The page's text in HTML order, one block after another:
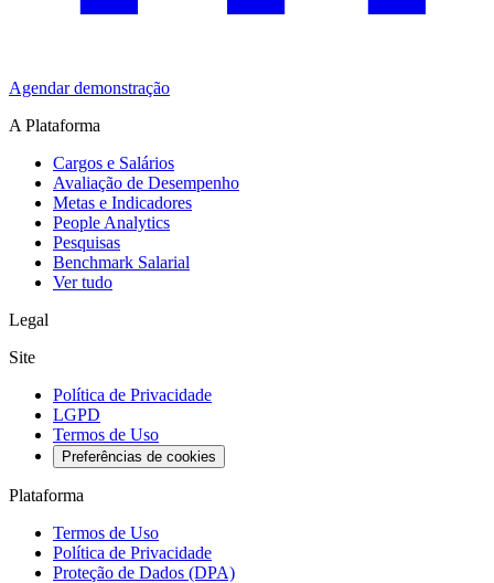
Agendar demonstração
A Plataforma
Cargos e Salários
Avaliação de Desempenho
Metas e Indicadores
People Analytics
Pesquisas
Benchmark Salarial
Ver tudo
Legal
Site
Política de Privacidade
LGPD
Termos de Uso
Preferências de cookies
Plataforma
Termos de Uso
Política de Privacidade
Proteção de Dados (DPA)